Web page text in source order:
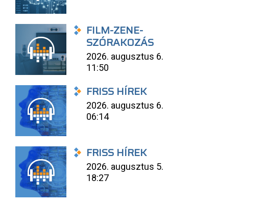
FILM-ZENE-
SZÓRAKOZÁS
2026. augusztus 6.
11:50
FRISS HÍREK
2026. augusztus 6.
06:14
FRISS HÍREK
2026. augusztus 5.
18:27